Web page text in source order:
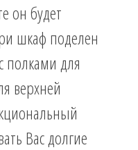
он будет
шкаф поделен
полками для
верхней
Вас долгие